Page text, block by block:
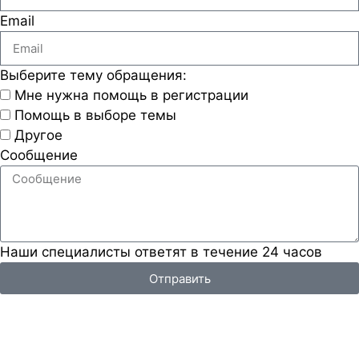
Email
Выберите тему обращения:
Мне нужна помощь в регистрации
Помощь в выборе темы
Другое
Сообщение
Наши специалисты ответят в течение 24 часов
Отправить